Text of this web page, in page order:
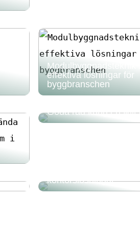
Modulbyggnadsteknik
effektiva lösningar för
byggbranschen
Goda råd kring enskilt
kontorslösningar